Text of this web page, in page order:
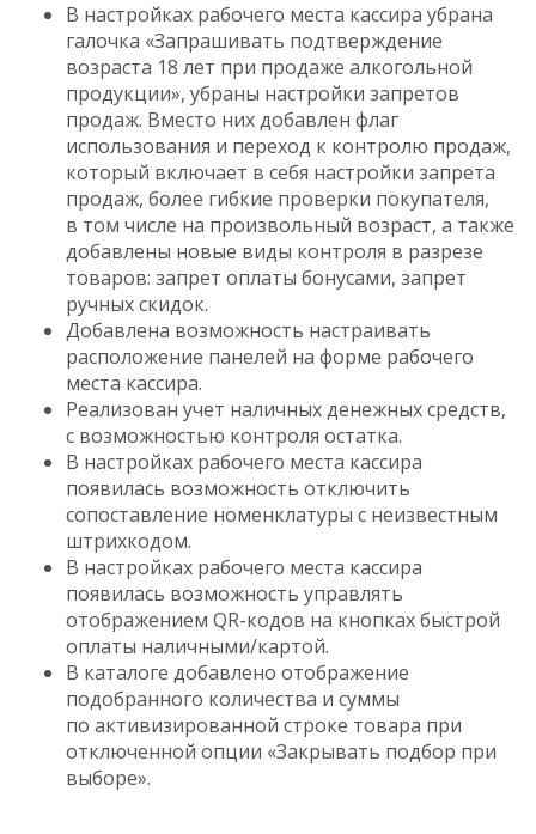
В настройках рабочего места кассира убрана
галочка «Запрашивать подтверждение
возраста 18 лет при продаже алкогольной
продукции», убраны настройки запретов
продаж. Вместо них добавлен флаг
использования и переход к контролю продаж,
который включает в себя настройки запрета
продаж, более гибкие проверки покупателя,
в том числе на произвольный возраст, а также
добавлены новые виды контроля в разрезе
товаров: запрет оплаты бонусами, запрет
ручных скидок.
Добавлена возможность настраивать
расположение панелей на форме рабочего
места кассира.
Реализован учет наличных денежных средств,
с возможностью контроля остатка.
В настройках рабочего места кассира
появилась возможность отключить
сопоставление номенклатуры с неизвестным
штрихкодом.
В настройках рабочего места кассира
появилась возможность управлять
отображением QR-кодов на кнопках быстрой
оплаты наличными/картой.
В каталоге добавлено отображение
подобранного количества и суммы
по активизированной строке товара при
отключенной опции «Закрывать подбор при
выборе».